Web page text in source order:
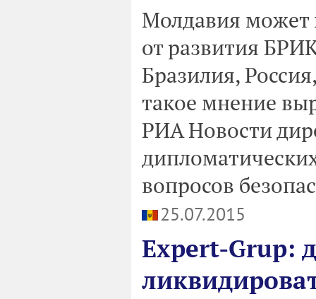
Молдавия может
от развития
Бразилия,
такое мнение
РИА Новости
вопросов
25.07.2015
Expert-Grup: